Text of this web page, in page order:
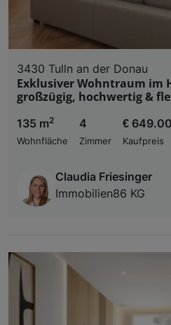
3430 Tulln an der Donau
Exklusiver Wohntraum im
großzügig, hochwertig &
135 m2
Wohnfläche
4
Zimmer
€
Kaufpreis
Claudia Friesinger
Immobilien86 KG